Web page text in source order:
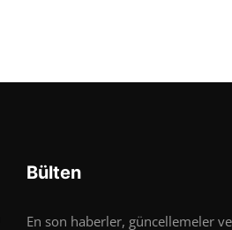
Bülten
En son haberler, güncellemeler